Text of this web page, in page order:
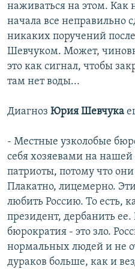
наживаться на этом. Как
начала все неправильно
никаких поручений
Шевчуком. Может,
это как сигнал, чтобы
там нет воды...
Диагноз Юрия Шевчука
- Местные узколобые
себя хозяевами на
патриоты, потому что
Плакатно, лицемерно.
любить Россию. То есть,
президент, дербанить
бюрократия - это зло.
нормальных людей и не
дураков больше, как и